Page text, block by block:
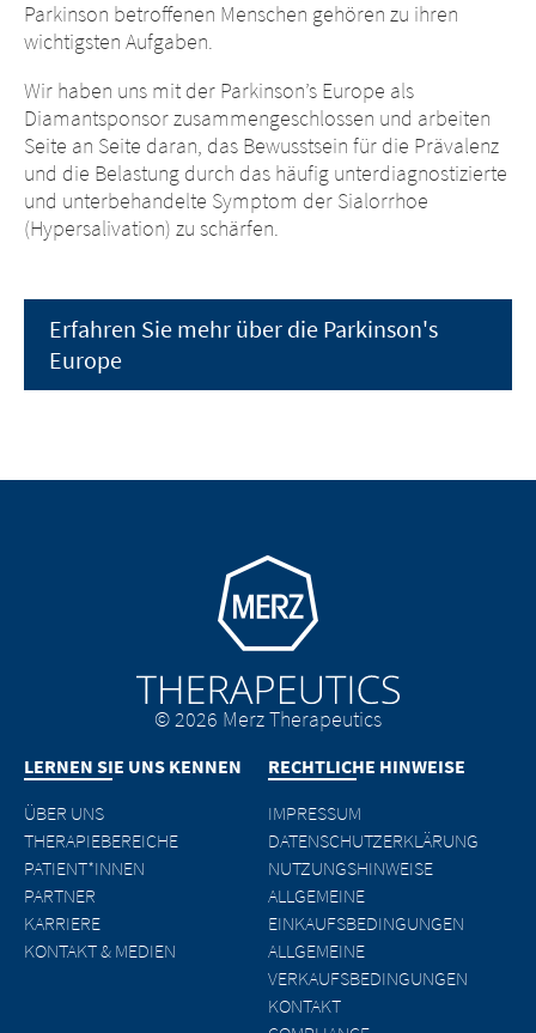
Parkinson betroffenen Menschen gehören zu ihren
wichtigsten Aufgaben.
Wir haben uns mit der Parkinson’s Europe als
Diamantsponsor zusammengeschlossen und arbeiten
Seite an Seite daran, das Bewusstsein für die Prävalenz
und die Belastung durch das häufig unterdiagnostizierte
und unterbehandelte Symptom der Sialorrhoe
(Hypersalivation) zu schärfen.
Erfahren Sie mehr über die Parkinson's
Europe
Go to homepage
© 2026 Merz Therapeutics
LERNEN SIE UNS KENNEN
ÜBER UNS
THERAPIEBEREICHE
PATIENT*INNEN
PARTNER
KARRIERE
KONTAKT & MEDIEN
RECHTLICHE HINWEISE
IMPRESSUM
DATENSCHUTZERKLÄRUNG
NUTZUNGSHINWEISE
ALLGEMEINE
EINKAUFSBEDINGUNGEN
ALLGEMEINE
VERKAUFSBEDINGUNGEN
KONTAKT